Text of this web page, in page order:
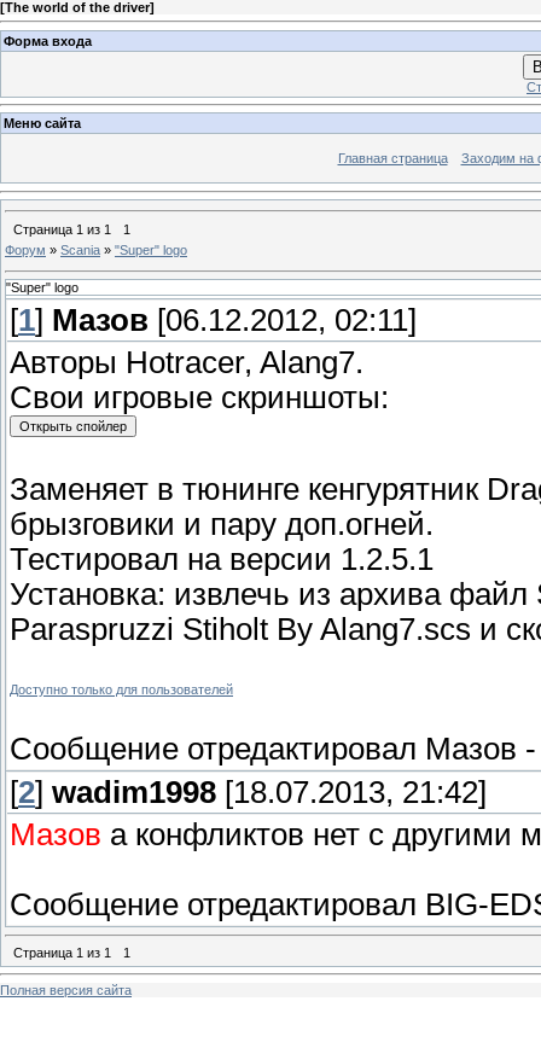
[The world of the driver]
Форма входа
Меню сайта
Главная страница Заходим на
Страница 1 из 1
1
Форум » Scania » "Super" logo
"Super" logo
[1] Мазов [06.12.2012, 02:11]
Авторы Hotracer, Alang7.
Свои игровые скриншоты:
Заменяет в тюнинге кенгурятник
брызговики и пару доп.огней.
Тестировал на версии 1.2.5.1
Установка: извлечь из архива
Paraspruzzi Stiholt By Alang7.scs и
Доступно только для пользователей
Сообщение отредактировал Мазов
[2] wadim1998 [18.07.2013, 21:42]
Мазов а конфликтов нет с другими
Сообщение отредактировал BIG-
Страница 1 из 1 1
Полная версия сайта